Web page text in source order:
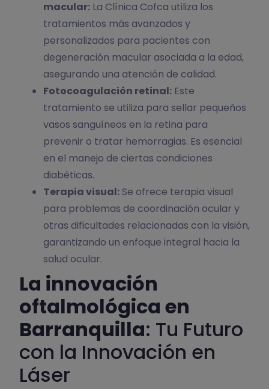
macular: La Clínica Cofca utiliza los
tratamientos más avanzados y
personalizados para pacientes con
degeneración macular asociada a la edad,
asegurando una atención de calidad.
Fotocoagulación retinal: Este
tratamiento se utiliza para sellar pequeños
vasos sanguíneos en la retina para
prevenir o tratar hemorragias. Es esencial
en el manejo de ciertas condiciones
diabéticas.
Terapia visual: Se ofrece terapia visual
para problemas de coordinación ocular y
otras dificultades relacionadas con la visión,
garantizando un enfoque integral hacia la
salud ocular.
La innovación
oftalmológica en
Barranquilla: Tu Futuro
con la Innovación en
Láser